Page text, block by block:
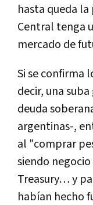
hasta queda
Central tenga
mercado de
Si se confirma
decir, una
deuda
argentinas-,
al "comprar
siendo
Treasury… y
habían hecho